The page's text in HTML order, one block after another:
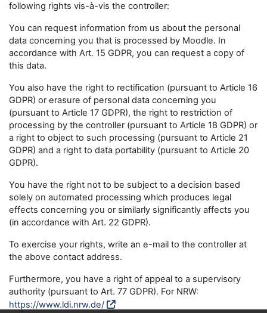
following rights vis-à-vis the controller:
You can request information from us about the personal
data concerning you that is processed by Moodle. In
accordance with Art. 15 GDPR, you can request a copy of
this data.
You also have the right to rectification (pursuant to Article 16
GDPR) or erasure of personal data concerning you
(pursuant to Article 17 GDPR), the right to restriction of
processing by the controller (pursuant to Article 18 GDPR) or
a right to object to such processing (pursuant to Article 21
GDPR) and a right to data portability (pursuant to Article 20
GDPR).
You have the right not to be subject to a decision based
solely on automated processing which produces legal
effects concerning you or similarly significantly affects you
(in accordance with Art. 22 GDPR).
To exercise your rights, write an e-mail to the controller at
the above contact address.
Furthermore, you have a right of appeal to a supervisory
authority (pursuant to Art. 77 GDPR). For NRW:
https://www.ldi.nrw.de/